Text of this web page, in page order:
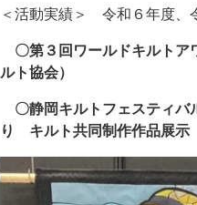
＜活動実績＞ 令和６年度、
〇第３回ワールドキルトア
ルト協会）
〇静岡キルトフェスティバ
り キルト共同制作作品展示